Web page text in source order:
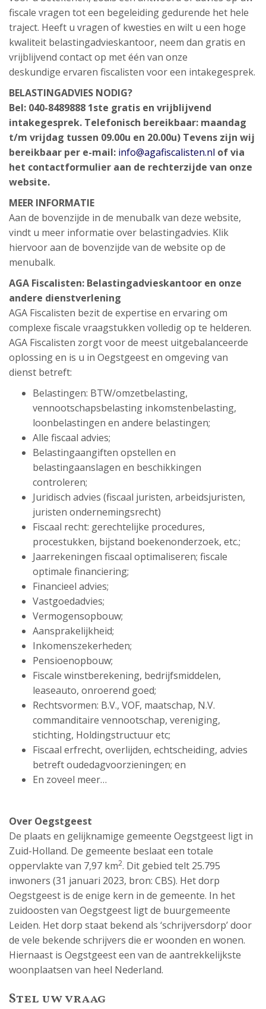
fiscale vragen tot een begeleiding gedurende het hele
traject. Heeft u vragen of kwesties en wilt u een hoge
kwaliteit belastingadvieskantoor, neem dan gratis en
vrijblijvend contact op met één van onze
deskundige ervaren fiscalisten voor een intakegesprek.
BELASTINGADVIES NODIG?
Bel: 040-8489888 1ste gratis en vrijblijvend
intakegesprek. Telefonisch bereikbaar: maandag
t/m vrijdag tussen 09.00u en 20.00u) Tevens zijn wij
bereikbaar per e-mail: info@agafiscalisten.nl of via
het contactformulier aan de rechterzijde van onze
website.
MEER INFORMATIE
Aan de bovenzijde in de menubalk van deze website,
vindt u meer informatie over belastingadvies. Klik
hiervoor aan de bovenzijde van de website op de
menubalk.
AGA Fiscalisten: Belastingadvieskantoor en onze
andere dienstverlening
AGA Fiscalisten bezit de expertise en ervaring om
complexe fiscale vraagstukken volledig op te helderen.
AGA Fiscalisten zorgt voor de meest uitgebalanceerde
oplossing en is u in Oegstgeest en omgeving van
dienst betreft:
Belastingen: BTW/omzetbelasting,
vennootschapsbelasting inkomstenbelasting,
loonbelastingen en andere belastingen;
Alle fiscaal advies;
Belastingaangiften opstellen en
belastingaanslagen en beschikkingen
controleren;
Juridisch advies (fiscaal juristen, arbeidsjuristen,
juristen ondernemingsrecht)
Fiscaal recht: gerechtelijke procedures,
procestukken, bijstand boekenonderzoek, etc.;
Jaarrekeningen fiscaal optimaliseren; fiscale
optimale financiering;
Financieel advies;
Vastgoedadvies;
Vermogensopbouw;
Aansprakelijkheid;
Inkomenszekerheden;
Pensioenopbouw;
Fiscale winstberekening, bedrijfsmiddelen,
leaseauto, onroerend goed;
Rechtsvormen: B.V., VOF, maatschap, N.V.
commanditaire vennootschap, vereniging,
stichting, Holdingstructuur etc;
Fiscaal erfrecht, overlijden, echtscheiding, advies
betreft oudedagvoorzieningen; en
En zoveel meer…
Over Oegstgeest
De plaats en gelijknamige gemeente Oegstgeest ligt in
Zuid-Holland. De gemeente beslaat een totale
oppervlakte van 7,97 km2. Dit gebied telt 25.795
inwoners (31 januari 2023, bron: CBS). Het dorp
Oegstgeest is de enige kern in de gemeente. In het
zuidoosten van Oegstgeest ligt de buurgemeente
Leiden. Het dorp staat bekend als ‘schrijversdorp’ door
de vele bekende schrijvers die er woonden en wonen.
Hiernaast is Oegstgeest een van de aantrekkelijkste
woonplaatsen van heel Nederland.
Stel uw vraag